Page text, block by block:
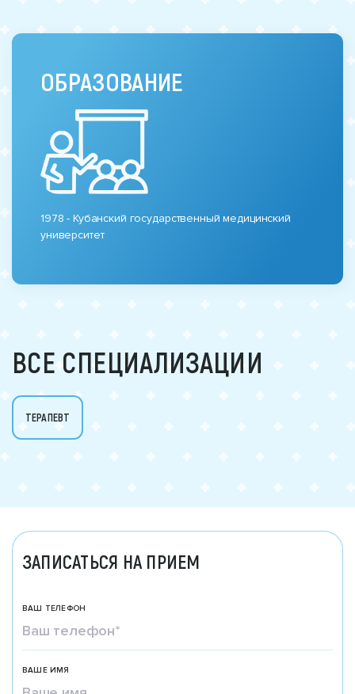
ОБРАЗОВАНИЕ
1978 - Кубанский государственный медицинский
университет
ВСЕ СПЕЦИАЛИЗАЦИИ
ТЕРАПЕВТ
ЗАПИСАТЬСЯ НА ПРИЕМ
ВАШ ТЕЛЕФОН
ВАШЕ ИМЯ